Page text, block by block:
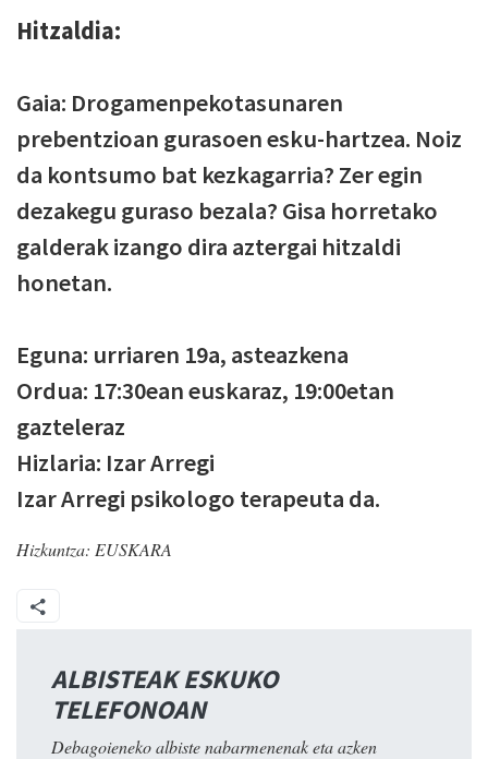
Hitzaldia:
Gaia: Drogamenpekotasunaren
prebentzioan gurasoen esku-hartzea. Noiz
da kontsumo bat kezkagarria? Zer egin
dezakegu guraso bezala? Gisa horretako
galderak izango dira aztergai hitzaldi
honetan.
Eguna: urriaren 19a, asteazkena
Ordua: 17:30ean euskaraz, 19:00etan
gazteleraz
Hizlaria: Izar Arregi
Izar Arregi psikologo terapeuta da.
Hizkuntza: EUSKARA
ALBISTEAK ESKUKO
TELEFONOAN
Debagoieneko albiste nabarmenenak eta azken